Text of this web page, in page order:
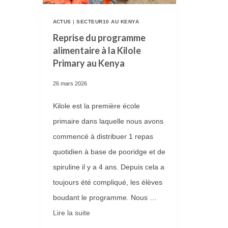
T
E
R
I
E
ACTUS |SECTEUR10 AU KENYA
Reprise du programme
alimentaire à la Kilole
Primary au Kenya
26 mars 2026
Kilole est la première école
primaire dans laquelle nous avons
commencé à distribuer 1 repas
quotidien à base de pooridge et de
spiruline il y a 4 ans. Depuis cela a
toujours été compliqué, les élèves
boudant le programme. Nous …
Lire la suite­­